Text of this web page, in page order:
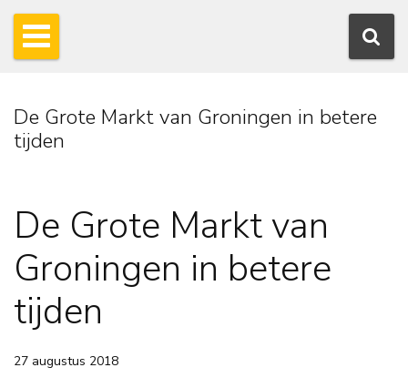
De Grote Markt van Groningen in betere
tijden
De Grote Markt van
Groningen in betere
tijden
27 augustus 2018